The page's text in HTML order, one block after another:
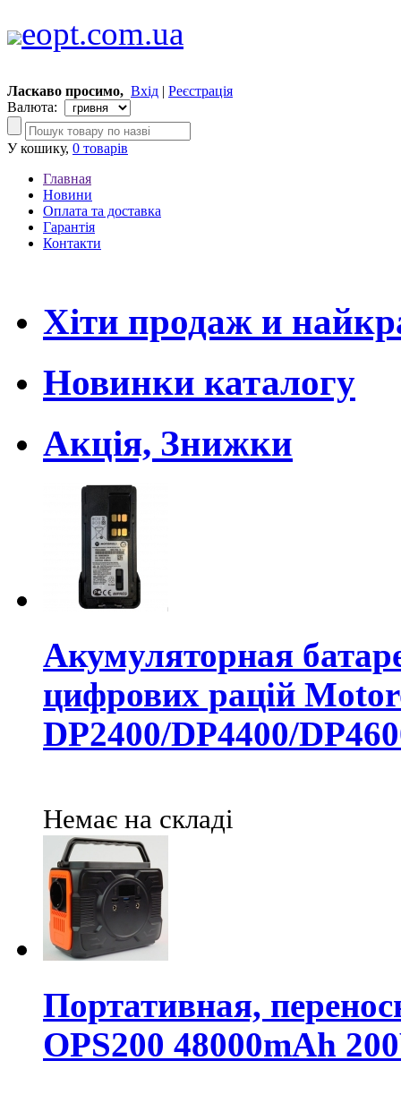
eopt.com.ua
Ласкаво просимо, Вхід | Реєстрація
Валюта:
У кошику, 0 товарів
Главная
Новини
Оплата та доставка
Гарантія
Контакти
Хіти продаж и
Новинки каталогу
Акція, Знижки
Акумуляторная
цифрових рацій
DP2400/DP4400/
Немає на складі
Портативная,
OPS200 48000mAh